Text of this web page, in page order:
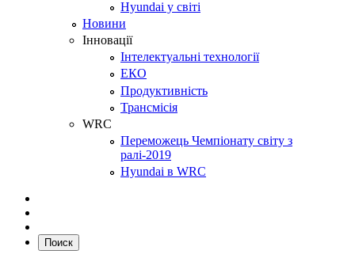
Hyundai у світі
Новини
Інновації
Інтелектуальні технології
ЕКО
Продуктивність
Трансмісія
WRC
Переможець Чемпіонату світу з
ралі-2019
Hyundai в WRC
Поиск